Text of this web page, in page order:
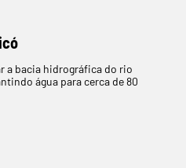
a bacia hidrográfica do rio
água para cerca de 80